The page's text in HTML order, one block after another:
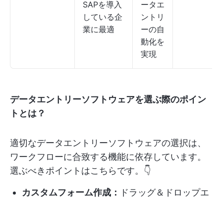
SAPを導入
している企
業に最適
ータエ
ントリ
ーの自
動化を
実現
データエントリーソフトウェアを選ぶ際のポイン
トとは？
適切なデータエントリーソフトウェアの選択は、
ワークフローに合致する機能に依存しています。
選ぶべきポイントはこちらです。👇
カスタムフォーム作成：
ドラッグ＆ドロップエ